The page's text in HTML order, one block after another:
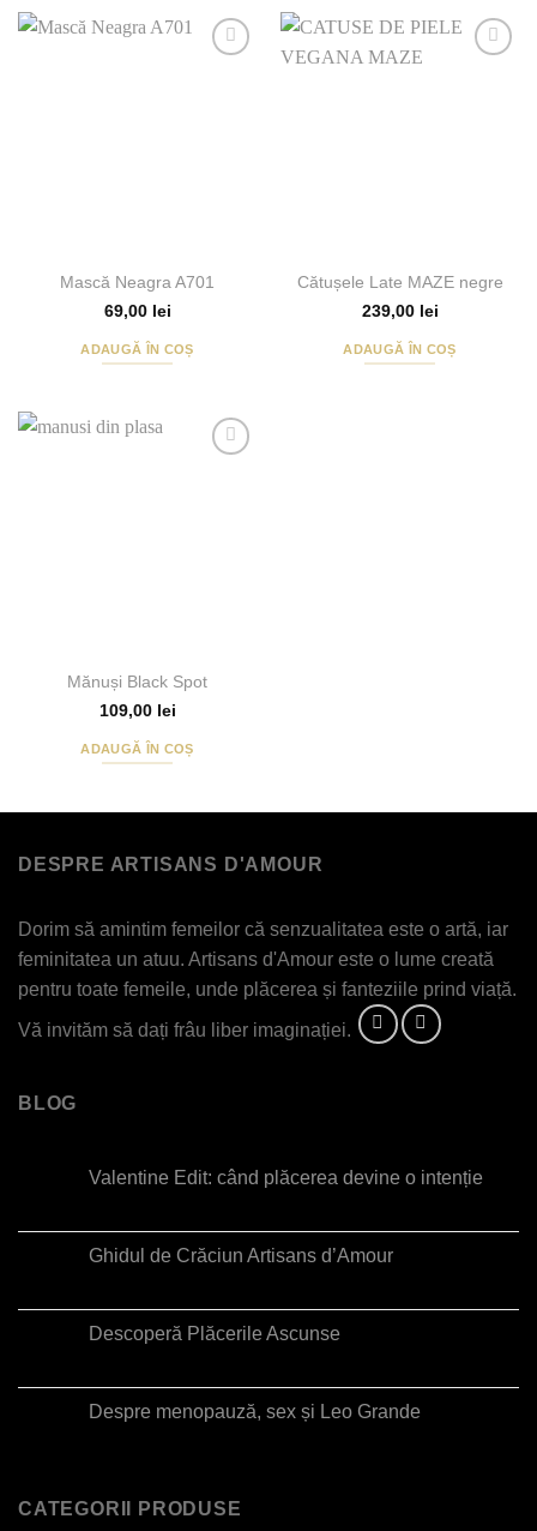
Mască Neagra A701
69,00 lei
ADAUGĂ ÎN COȘ
Cătușele Late MAZE negre
239,00 lei
ADAUGĂ ÎN COȘ
Mănuși Black Spot
109,00 lei
ADAUGĂ ÎN COȘ
DESPRE ARTISANS D'AMOUR
Dorim să amintim femeilor că senzualitatea este o artă, iar
feminitatea un atuu. Artisans d'Amour este o lume creată
pentru toate femeile, unde plăcerea și fanteziile prind viață.
Vă invităm să dați frâu liber imaginației.
BLOG
Valentine Edit: când plăcerea devine o intenție
Ghidul de Crăciun Artisans d’Amour
Descoperă Plăcerile Ascunse
Despre menopauză, sex și Leo Grande
CATEGORII PRODUSE